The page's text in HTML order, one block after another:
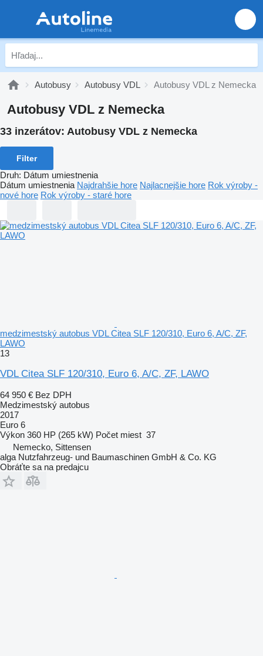
Autobusy Autobusy VDL Autobusy VDL z Nemecka
Autobusy VDL z Nemecka
33 inzerátov: Autobusy VDL z Nemecka
Filter
Druh: Dátum umiestnenia
Dátum umiestnenia Najdrahšie hore Najlacnejšie hore Rok výroby -
nové hore Rok výroby - staré hore
medzimestský autobus VDL Citea SLF 120/310, Euro 6, A/C, ZF,
LAWO
13
VDL Citea SLF 120/310, Euro 6, A/C, ZF, LAWO
64 950 € Bez DPH
Medzimestský autobus
2017
Euro 6
Výkon 360 HP (265 kW) Počet miest 37
Nemecko, Sittensen
alga Nutzfahrzeug- und Baumaschinen GmbH & Co. KG
Obráťte sa na predajcu